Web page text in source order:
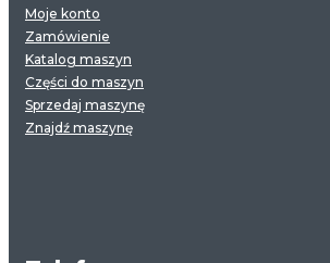
Moje konto
Zamówienie
Katalog maszyn
Części do maszyn
Sprzedaj maszynę
Znajdź maszynę